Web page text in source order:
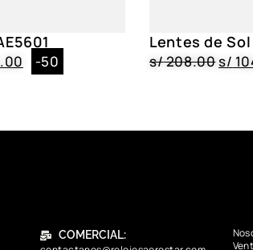
-50
Lentes de
s/208.00s/
COMERCIAL: